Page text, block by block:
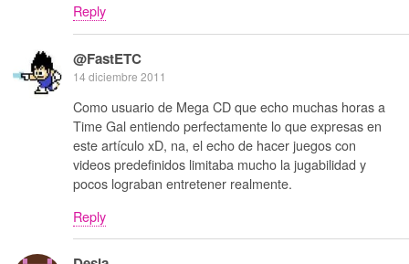
Reply
@FastETC
14 diciembre 2011
Como usuario de Mega CD que echo muchas horas a
Time Gal entiendo perfectamente lo que expresas en
este artículo xD, na, el echo de hacer juegos con
videos predefinidos limitaba mucho la jugabilidad y
pocos lograban entretener realmente.
Reply